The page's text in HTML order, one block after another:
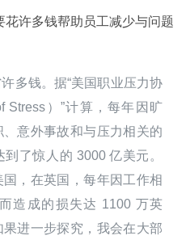
多钱。据“美国职业压力协
Stress）”计算，每年因旷
意外事故和与压力相关的
了惊人的 3000 亿美元。
，在英国，每年因工作相
造成的损失达 1100 万英
进一步探究，我会在大部